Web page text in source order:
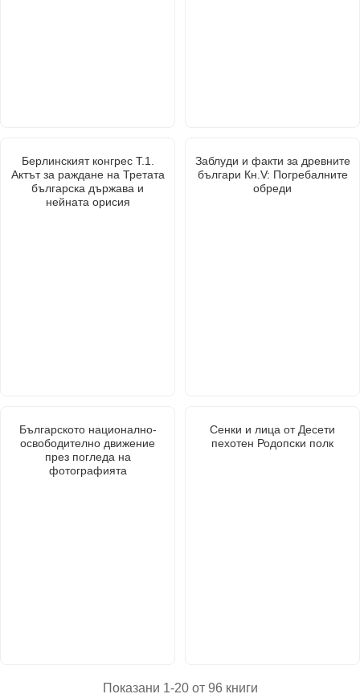
Берлинският конгрес Т.1.
Актът за раждане на Третата
българска държава и
нейната орисия
Заблуди и факти за древните
българи Кн.V: Погребалните
обреди
Българското национално-
освободително движение
през погледа на
фотографията
Сенки и лица от Десети
пехотен Родопски полк
Показани 1-20 от 96 книги